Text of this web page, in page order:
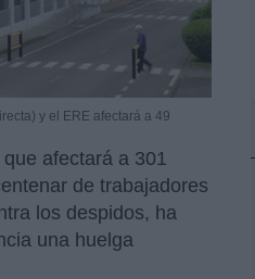
y el ERE afectará a 49
afectará a 301
de trabajadores
los despidos, ha
una huelga